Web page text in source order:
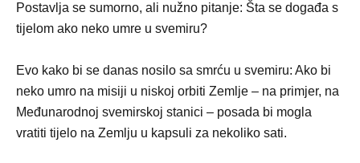
Postavlja se sumorno, ali nužno pitanje: Šta se događa s
tijelom ako neko umre u svemiru?
Evo kako bi se danas nosilo sa smrću u svemiru: Ako bi
neko umro na misiji u niskoj orbiti Zemlje – na primjer, na
Međunarodnoj svemirskoj stanici – posada bi mogla
vratiti tijelo na Zemlju u kapsuli za nekoliko sati.